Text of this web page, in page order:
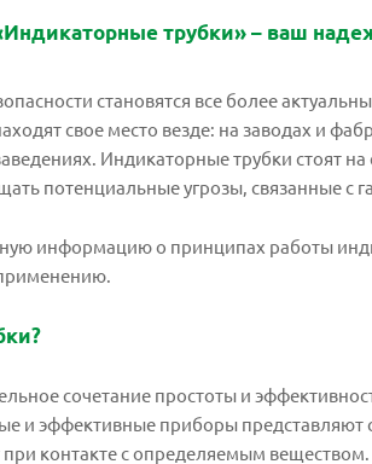
трубки» – ваш
становятся все более
свое место везде: на заводах и
Индикаторные трубки стоят
потенциальные угрозы, связанные с
информацию о принципах работы
сочетание простоты и
и эффективные приборы
контакте с определяемым